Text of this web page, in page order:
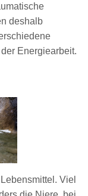
deshalb
Energiearbeit.
Viel